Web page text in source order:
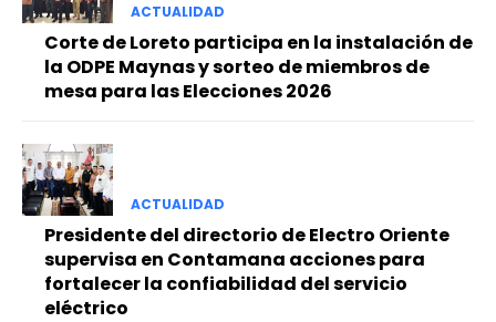
ACTUALIDAD
Corte de Loreto participa en la instalación de
la ODPE Maynas y sorteo de miembros de
mesa para las Elecciones 2026
ACTUALIDAD
Presidente del directorio de Electro Oriente
supervisa en Contamana acciones para
fortalecer la confiabilidad del servicio
eléctrico